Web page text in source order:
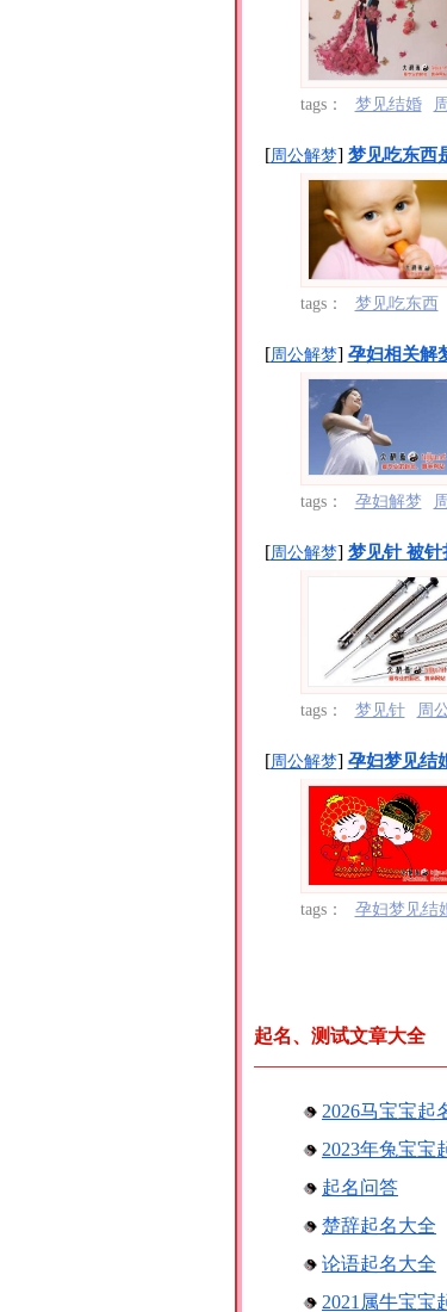
tags： 梦见结婚
[周公解梦] 梦见吃东西
tags： 梦见吃东西
[周公解梦] 孕妇相关解
tags： 孕妇解梦
[周公解梦] 梦见针 被
tags： 梦见针 周
[周公解梦] 孕妇梦见结
tags： 孕妇梦见结
起名、测试文章大全
2026马宝宝起
2023年兔宝宝
起名问答
楚辞起名大全
论语起名大全
2021属牛宝宝